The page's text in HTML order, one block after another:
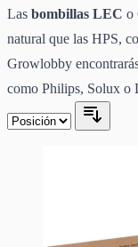
Las bombillas LEC o
natural que las HPS,
Growlobby
como Philips, Solux o